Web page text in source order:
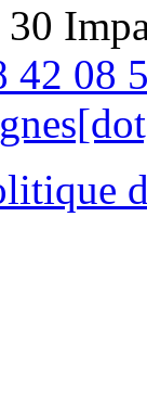
30
42 08